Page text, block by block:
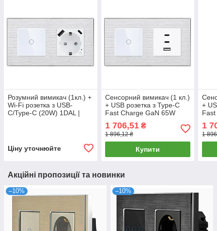
Розумний вимикач (1кл.) +
Wi-Fi розетка з USB-
C/Type-C (20W) 1DAL |
Ціну уточнюйте
Сенсорний вимикач (1 кл.)
+ USB розетка з Type-C
Fast Charge GaN 65W
(A157-GSW1G-
FC65W.WT)
1 706,51₴
1 896,12 ₴
Купити
+
1
1
Акційні пропозиції та новинки
–10% –10%